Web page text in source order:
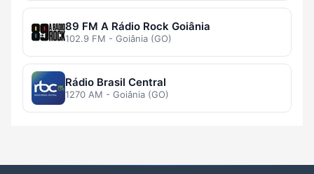
89 FM A Rádio Rock Goiânia
102.9 FM - Goiânia (GO)
Rádio Brasil Central
1270 AM - Goiânia (GO)